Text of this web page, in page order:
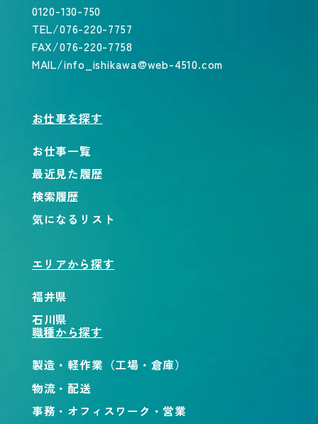
0120-130-750
TEL/076-220-7757
FAX/076-220-7758
MAIL/info_ishikawa@web-4510.com
お仕事を探す
お仕事一覧
最近見た履歴
検索履歴
気になるリスト
エリアから探す
福井県
石川県
職種から探す
製造・軽作業（工場・倉庫）
物流・配送
事務・オフィスワーク・営業